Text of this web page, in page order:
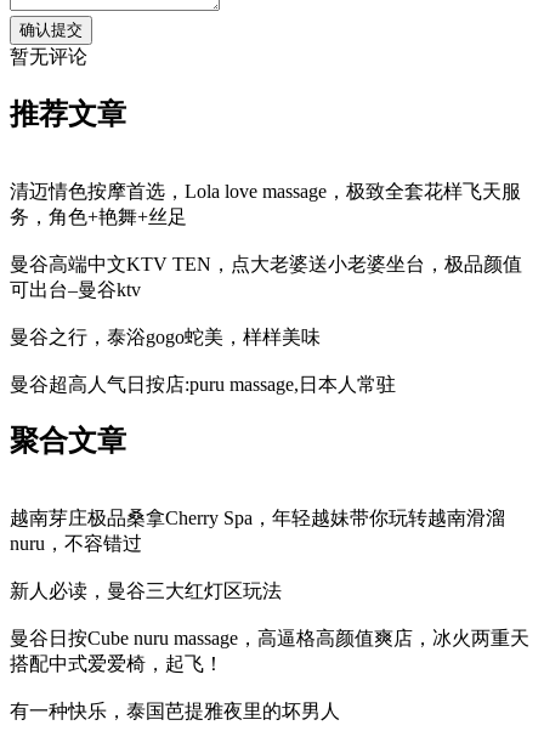
暂无评论
推荐文章
清迈情色按摩首选，Lola love massage，极致全套花样飞天服
务，角色+艳舞+丝足
曼谷高端中文KTV TEN，点大老婆送小老婆坐台，极品颜值
可出台–曼谷ktv
曼谷之行，泰浴gogo蛇美，样样美味
曼谷超高人气日按店:puru massage,日本人常驻
聚合文章
越南芽庄极品桑拿Cherry Spa，年轻越妹带你玩转越南滑溜
nuru，不容错过
新人必读，曼谷三大红灯区玩法
曼谷日按Cube nuru massage，高逼格高颜值爽店，冰火两重天
搭配中式爱爱椅，起飞！
有一种快乐，泰国芭提雅夜里的坏男人